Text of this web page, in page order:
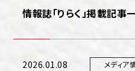
情報誌「りらく」掲載記事
2026.01.08 メディア